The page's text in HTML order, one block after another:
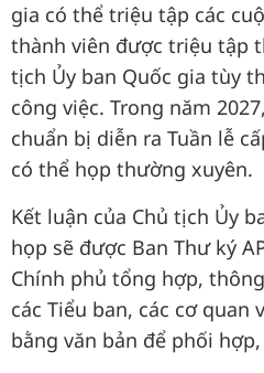
gia có thể triệu tập các
thành viên được triệu tập
tịch Ủy ban Quốc gia tùy
công việc. Trong năm
chuẩn bị diễn ra Tuần lễ
có thể họp thường xuyên.
Kết luận của Chủ tịch Ủy
họp sẽ được Ban Thư ký
Chính phủ tổng hợp,
các Tiểu ban, các cơ
bằng văn bản để phối